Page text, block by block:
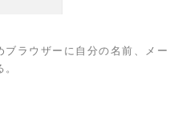
ラウザーに自分の名前、メー